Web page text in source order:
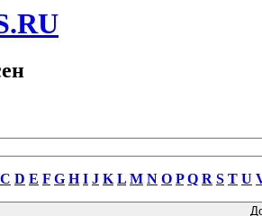
C D E F G H I J K L M N O P Q R S T U